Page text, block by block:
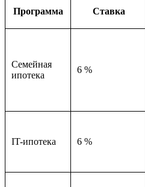
Программа Ставка
Семейная
ипотека
6 %
IT-ипотека 6 %